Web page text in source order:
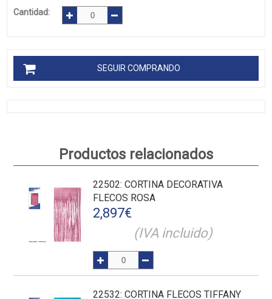
Cantidad:
SEGUIR COMPRANDO
Productos relacionados
22502: CORTINA DECORATIVA
FLECOS ROSA
2,897€
(IVA incluido)
22532: CORTINA FLECOS TIFFANY